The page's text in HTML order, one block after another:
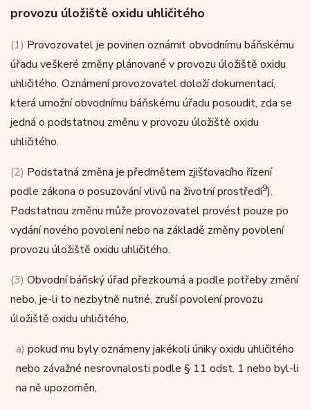
provozu úložiště oxidu uhličitého
(1) Provozovatel je povinen oznámit obvodnímu báňskému
úřadu veškeré změny plánované v provozu úložiště oxidu
uhličitého. Oznámení provozovatel doloží dokumentací,
která umožní obvodnímu báňskému úřadu posoudit, zda se
jedná o podstatnou změnu v provozu úložiště oxidu
uhličitého.
(2) Podstatná změna je předmětem zjišťovacího řízení
podle zákona o posuzování vlivů na životní prostředí9).
Podstatnou změnu může provozovatel provést pouze po
vydání nového povolení nebo na základě změny povolení
provozu úložiště oxidu uhličitého.
(3) Obvodní báňský úřad přezkoumá a podle potřeby změní
nebo, je-li to nezbytně nutné, zruší povolení provozu
úložiště oxidu uhličitého,
a) pokud mu byly oznámeny jakékoli úniky oxidu uhličitého
nebo závažné nesrovnalosti podle § 11 odst. 1 nebo byl-li
na ně upozorněn,